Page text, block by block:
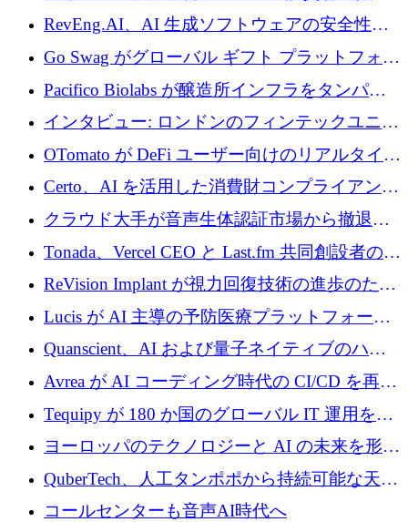
に400万ポンドを投資
RevEng.AI、AI 生成ソフトウェアの安全性を
確保するために 1,500 万ドルを調達
Go Swag がグローバル ギフト プラットフォー
ムを拡大するために 500 万ドルを調達
Pacifico Biolabs が醸造所インフラをタンパク
質生産に転換するために 700 万ユーロを調達
インタビュー: ロンドンのフィンテックユニコ
ーン Tide の CEO、オリバー・プリル氏
OTomato が DeFi ユーザー向けのリアルタイム
インテリジェンス レイヤーを構築するために
Improbable から 200 万ドルを調達
Certo、AI を活用した消費財コンプライアンス
プラットフォームのために 400 万ドルを調達
クラウド大手が音声生体認証市場から撤退す
るなか、Voxmindが54万6,000ポンドのプレシ
ード資金を調達
Tonada、Vercel CEO と Last.fm 共同創設者の支
援を受けてステルス撤退
ReVision Implant が視力回復技術の進歩のため
に 400 万ユーロを確保
Lucis が AI 主導の予防医療プラットフォーム
を拡大するためにシリーズ A で 2,000 万ドル
を調達
Quanscient、AI および量子ネイティブのハー
ドウェア エンジニアリングを推進するために
1,000 万ユーロを調達
Avrea が AI コーディング時代の CI/CD を再発
明するために 470 万ドルをかけてステルスか
ら浮上
Tequipy が 180 か国のグローバル IT 運用を自
動化するために 300 万ユーロ以上を調達
ヨーロッパのテクノロジーと AI の未来を形作
る: イノベーション リーダーが Nexus
Luxembourg 2026 に集まる理由
QuberTech、人工タンポポから持続可能な天然
ゴムを開発するために 340 万ポンドを調達
コールセンターも音声AI時代へ